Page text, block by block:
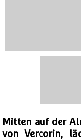
Mitten auf der
von Vercorin,